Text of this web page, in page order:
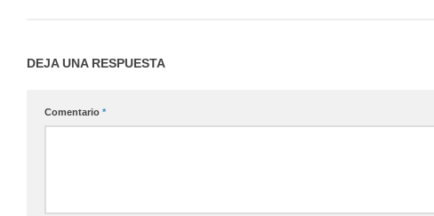
DEJA UNA RESPUESTA
Comentario *